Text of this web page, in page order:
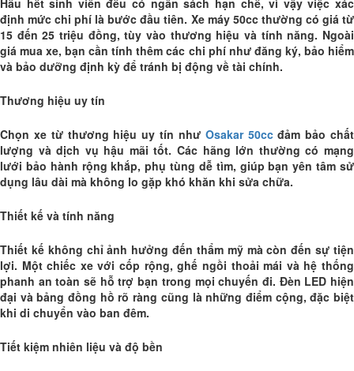
định mức chi phí là bước đầu tiên. Xe máy 50cc thường có giá từ
15 đến 25 triệu đồng, tùy vào thương hiệu và tính năng. Ngoài
giá mua xe, bạn cần tính thêm các chi phí như đăng ký, bảo hiểm
và bảo dưỡng định kỳ để tránh bị động về tài chính.
Thương hiệu uy tín
Chọn xe từ thương hiệu uy tín như Osakar 50ccđảm bảo chất
lượng và dịch vụ hậu mãi tốt. Các hãng lớn thường có mạng
lưới bảo hành rộng khắp, phụ tùng dễ tìm, giúp bạn yên tâm sử
dụng lâu dài mà không lo gặp khó khăn khi sửa chữa.
Thiết kế và tính năng
Thiết kế không chỉ ảnh hưởng đến thẩm mỹ mà còn đến sự tiện
lợi. Một chiếc xe với cốp rộng, ghế ngồi thoải mái và hệ thống
phanh an toàn sẽ hỗ trợ bạn trong mọi chuyến đi. Đèn LED hiện
đại và bảng đồng hồ rõ ràng cũng là những điểm cộng, đặc biệt
khi di chuyển vào ban đêm.
Tiết kiệm nhiên liệu và độ bền